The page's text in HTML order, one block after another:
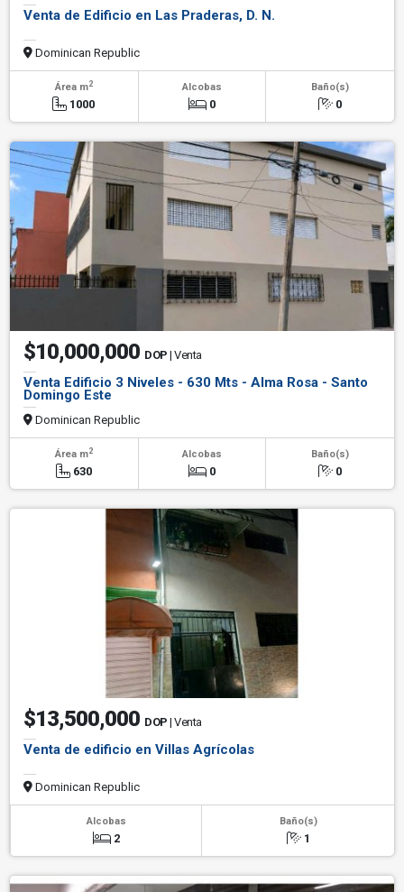
Venta de Edificio en Las Praderas, D. N.
Dominican Republic
Área m2
1000
Alcobas
0
Baño(s)
0
$10,000,000 DOP | Venta
Venta Edificio 3 Niveles - 630 Mts - Alma Rosa - Santo
Domingo Este
Dominican Republic
Área m2
630
Alcobas
0
Baño(s)
0
$13,500,000 DOP | Venta
Venta de edificio en Villas Agrícolas
Dominican Republic
Alcobas
2
Baño(s)
1